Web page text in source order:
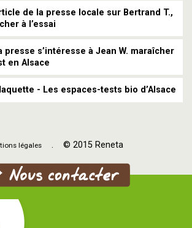
de la presse locale sur Bertrand T.,
à l’essai
presse s’intéresse à Jean W. maraîcher
en Alsace
- Les espaces-tests bio d’Alsace
légales . © 2015 Reneta